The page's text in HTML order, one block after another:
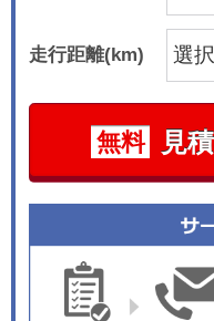
走行距離(km)
無料 見